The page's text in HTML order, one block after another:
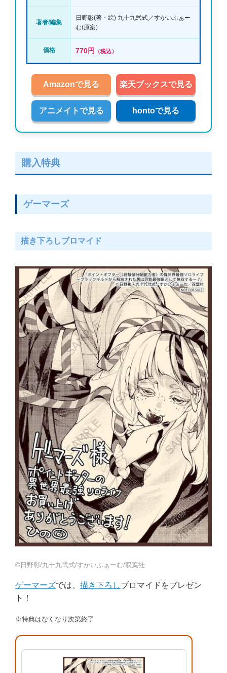
著者/編集
日野彰(著・絵) 九十九弐式／すかいふぁー
む(原案)
価格 770円 （税込）
Amazonで見る 楽天ブックスで見る
アニメイトで見る hontoで見る
購入特典
ゲーマーズ
描き下ろしブロマイド
©日野彰/九十九弐式/すかいふぁーむ/双葉社
ゲーマーズでは、 描き下ろしブロマイドをプレゼン
ト！
※特典はなくなり次第終了